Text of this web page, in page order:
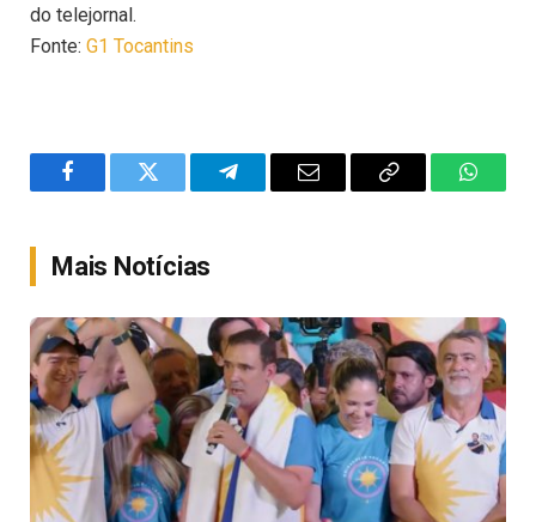
do telejornal.
Fonte: G1 Tocantins
FacebookTwitter TelegramEmail
Copy
Mais Notícias